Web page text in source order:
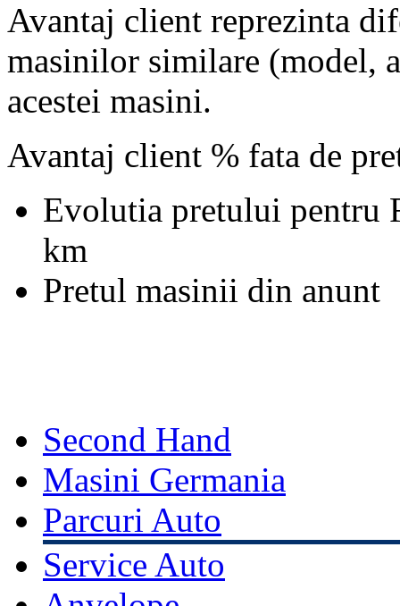
Avantaj client reprezinta
masinilor similare (model,
acestei masini.
Avantaj client % fata de
Evolutia pretului pentru
km
Pretul masinii din anunt
Second Hand
Masini Germania
Parcuri Auto
Service Auto